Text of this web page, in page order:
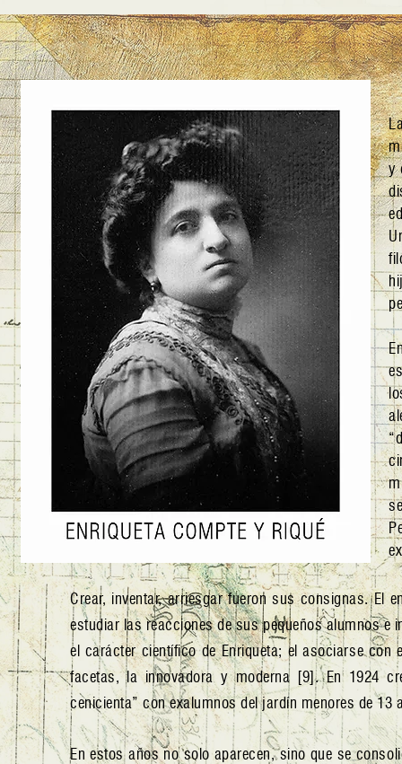
y
Crear, inventar, arriesgar fueron sus consignas. El
estudiar las reacciones de sus pequeños alumnos e
el carácter científico de Enriqueta; el asociarse
facetas, la innovadora y moderna [9]. En 1924
cenicienta” con exalumnos del jardín menores de 13
En estos años no solo aparecen, sino que se